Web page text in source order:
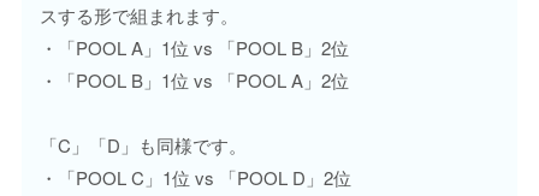
スする形で組まれます。
・「POOL A」1位 vs 「POOL B」2位
・「POOL B」1位 vs 「POOL A」2位
「C」「D」も同様です。
・「POOL C」1位 vs 「POOL D」2位